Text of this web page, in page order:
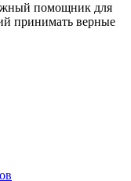
помощник для
принимать верные